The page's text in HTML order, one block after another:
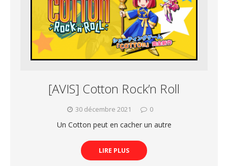
[AVIS] Cotton Rock’n Roll
30 décembre 2021 0
Un Cotton peut en cacher un autre
LIRE PLUS